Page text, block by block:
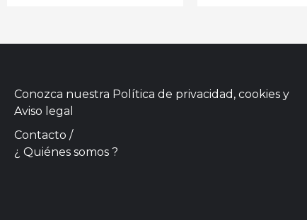
Conozca nuestra Política de privacidad, cookies y
Aviso legal
Contacto /
¿ Quiénes somos ?